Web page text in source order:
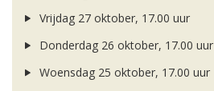
Vrijdag 27 oktober, 17.00 uur
Donderdag 26 oktober, 17.00 uur
Woensdag 25 oktober, 17.00 uur